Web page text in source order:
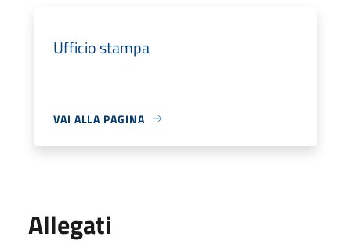
Ufficio stampa
VAI ALLA PAGINA
Allegati